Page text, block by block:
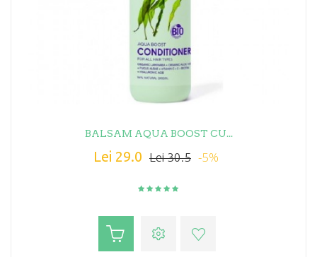
BALSAM AQUA BOOST CU...
Lei 29.0 Lei 30.5 -5%